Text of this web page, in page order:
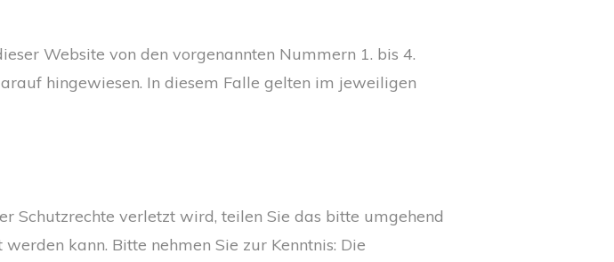
Website von den vorgenannten Nummern 1. bis 4.
hingewiesen. In diesem Falle gelten im jeweiligen
Schutzrechte verletzt wird, teilen Sie das bitte umgehend
kann. Bitte nehmen Sie zur Kenntnis: Die